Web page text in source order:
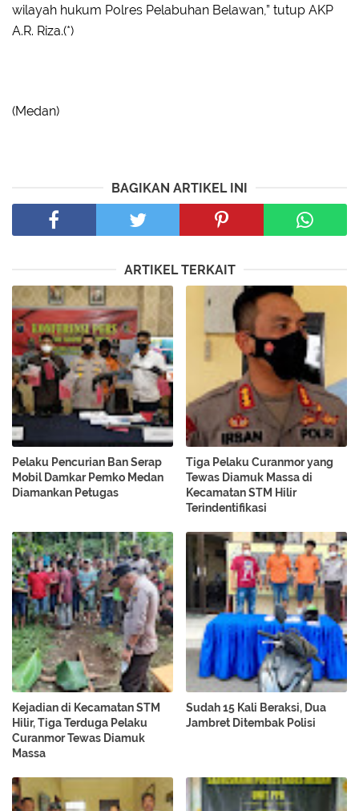
wilayah hukum Polres Pelabuhan Belawan,” tutup AKP
A.R. Riza.(*)
(Medan)
BAGIKAN ARTIKEL INI
ARTIKEL TERKAIT
Pelaku Pencurian Ban Serap
Mobil Damkar Pemko Medan
Diamankan Petugas
Tiga Pelaku Curanmor yang
Tewas Diamuk Massa di
Kecamatan STM Hilir
Terindentifikasi
Kejadian di Kecamatan STM
Hilir, Tiga Terduga Pelaku
Curanmor Tewas Diamuk
Massa
Sudah 15 Kali Beraksi, Dua
Jambret Ditembak Polisi